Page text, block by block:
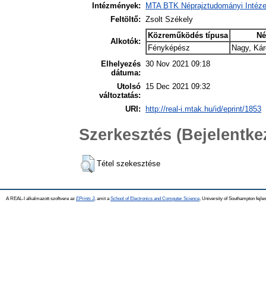
Intézmények:
MTA BTK Néprajztudományi
Feltöltő: Zsolt Székely
Alkotók:
Közreműködés típusa
Fényképész
Nagy,
Elhelyezés
dátuma:
30 Nov 2021 09:18
Utolsó
változtatás:
15 Dec 2021 09:32
URI: http://real-i.mtak.hu/id/eprint/1853
Szerkesztés
Tétel szekesztése
A REAL-I alkalmazott szoftvere az EPrints 3, amit a School of Electronics and Computer Science , University of Southampton